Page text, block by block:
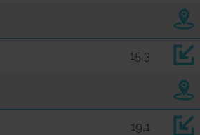
15,3
19,1